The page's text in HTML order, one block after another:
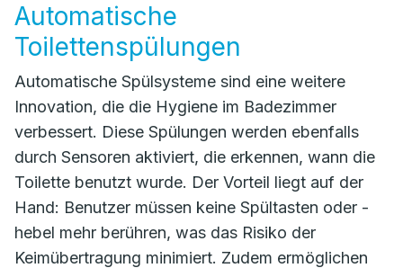
Automatische
Toilettenspülungen
Automatische Spülsysteme sind eine weitere
Innovation, die die Hygiene im Badezimmer
verbessert. Diese Spülungen werden ebenfalls
durch Sensoren aktiviert, die erkennen, wann die
Toilette benutzt wurde. Der Vorteil liegt auf der
Hand: Benutzer müssen keine Spültasten oder -
hebel mehr berühren, was das Risiko der
Keimübertragung minimiert. Zudem ermöglichen